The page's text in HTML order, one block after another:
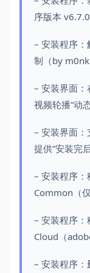
序版本
– 安装程序
制（by
– 安装界面
视频轮播”动
– 安装界面
提供”安装完
– 安装程序
Common（
– 安装程序
Cloud（
– 安装程序：